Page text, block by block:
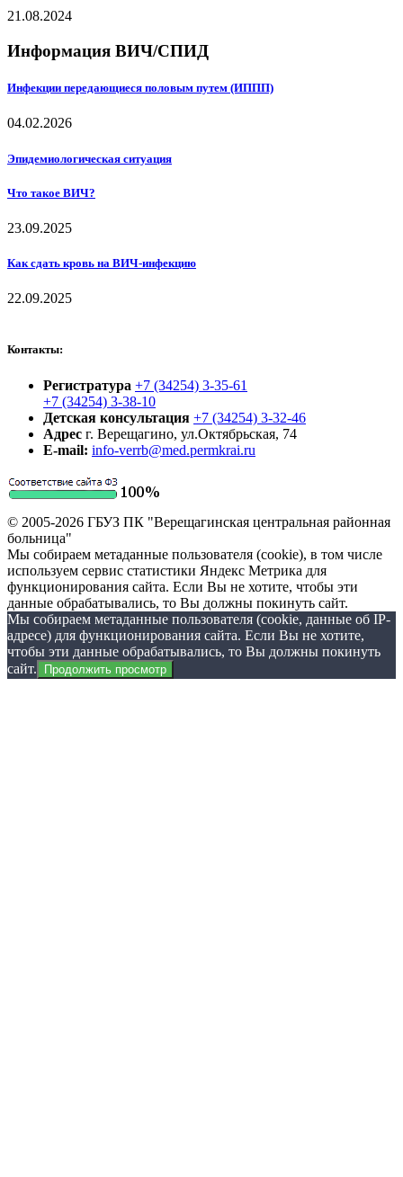
21.08.2024
Информация ВИЧ/СПИД
Инфекции передающиеся половым путем (ИППП)
04.02.2026
Эпидемиологическая ситуация
Что такое ВИЧ?
23.09.2025
Как сдать кровь на ВИЧ-инфекцию
22.09.2025
Контакты:
Регистратура +7 (34254) 3-35-61
+7 (34254) 3-38-10
Детская консультация +7 (34254) 3-32-46
Адрес г. Верещагино, ул.Октябрьская, 74
E-mail: info-verrb@med.permkrai.ru
© 2005-2026 ГБУЗ ПК "Верещагинская центральная районная
больница"
Мы собираем метаданные пользователя (cookie), в том числе
используем сервис статистики Яндекс Метрика для
функционирования сайта. Если Вы не хотите, чтобы эти
данные обрабатывались, то Вы должны покинуть сайт.
Мы собираем метаданные пользователя (cookie, данные об IP-
адресе) для функционирования сайта. Если Вы не хотите,
чтобы эти данные обрабатывались, то Вы должны покинуть
сайт.
Продолжить просмотр